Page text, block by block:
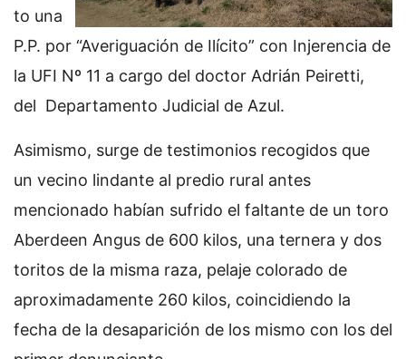
to una
P.P. por “Averiguación de Ilícito” con Injerencia de
la UFI Nº 11 a cargo del doctor Adrián Peiretti,
del Departamento Judicial de Azul.
Asimismo, surge de testimonios recogidos que
un vecino lindante al predio rural antes
mencionado habían sufrido el faltante de un toro
Aberdeen Angus de 600 kilos, una ternera y dos
toritos de la misma raza, pelaje colorado de
aproximadamente 260 kilos, coincidiendo la
fecha de la desaparición de los mismo con los del